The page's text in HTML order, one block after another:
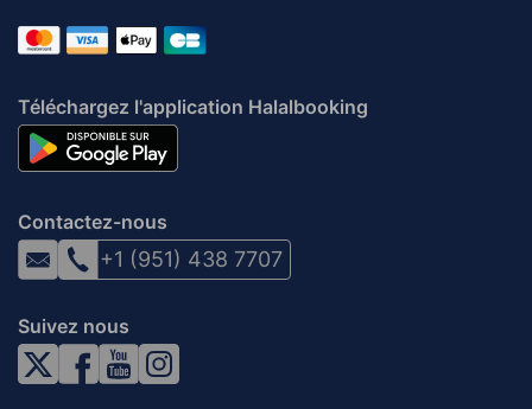
Téléchargez l'application Halalbooking
Contactez-nous
+1 (951) 438 7707
Suivez nous